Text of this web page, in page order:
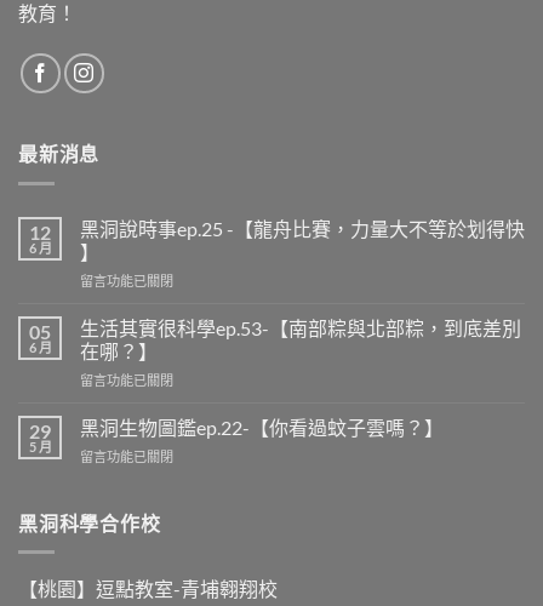
教育！
最新消息
12
6 月
黑洞說時事ep.25 -【龍舟比賽，力量大不等於划得快
】
留言功能已關閉
05
6 月
生活其實很科學ep.53-【南部粽與北部粽，到底差別
在哪？】
留言功能已關閉
29
5 月
黑洞生物圖鑑ep.22-【你看過蚊子雲嗎？】
留言功能已關閉
黑洞科學合作校
【桃園】逗點教室-青埔翱翔校